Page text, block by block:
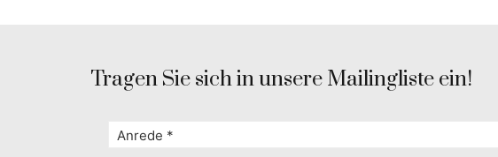
Tragen Sie sich in unsere Mailingliste ein!